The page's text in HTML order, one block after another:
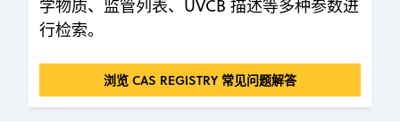
学物质、监管列表、UVCB 描述等多种参数进
行检索。
浏览 CAS REGISTRY 常见问题解答